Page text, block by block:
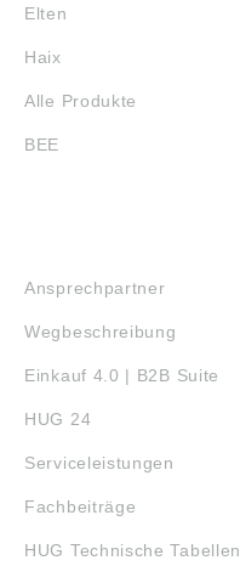
Elten
Haix
Alle Produkte
BEE
Ansprechpartner
Wegbeschreibung
Einkauf 4.0 | B2B Suite
HUG 24
Serviceleistungen
Fachbeiträge
HUG Technische Tabellen